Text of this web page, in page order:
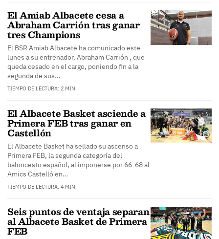
El Amiab Albacete cesa a
Abraham Carrión tras ganar
tres Champions
El BSR Amiab Albacete ha comunicado este
lunes a su entrenador, Abraham Carrión , que
queda cesado en el cargo, poniendo fin a la
segunda de sus…
TIEMPO DE LECTURA: 2 MIN.
El Albacete Basket asciende a
Primera FEB tras ganar en
Castellón
El Albacete Basket ha sellado su ascenso a
Primera FEB, la segunda categoría del
baloncesto español, al imponerse por 66-68 al
Amics Castelló en…
TIEMPO DE LECTURA: 4 MIN.
Seis puntos de ventaja separan
al Albacete Basket de Primera
FEB